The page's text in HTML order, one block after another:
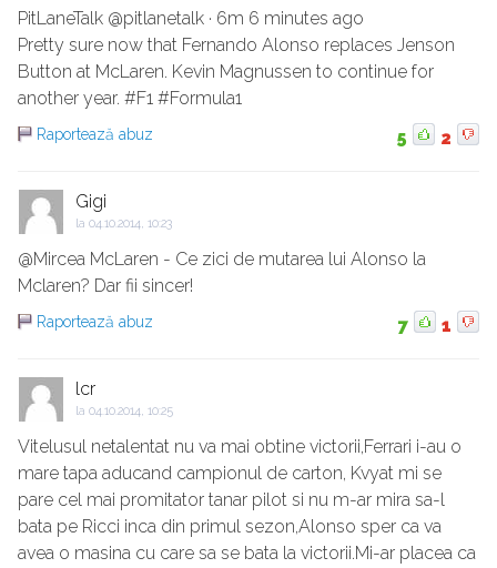
PitLaneTalk @pitlanetalk · 6m 6 minutes ago
Pretty sure now that Fernando Alonso replaces Jenson
Button at McLaren. Kevin Magnussen to continue for
another year. #F1 #Formula1
Raportează abuz 5 2
Gigi
la 04.10.2014, 10:23
@Mircea McLaren - Ce zici de mutarea lui Alonso la
Mclaren? Dar fii sincer!
Raportează abuz 7 1
lcr
la 04.10.2014, 10:25
Vitelusul netalentat nu va mai obtine victorii,Ferrari i-au o
mare tapa aducand campionul de carton, Kvyat mi se
pare cel mai promitator tanar pilot si nu m-ar mira sa-l
bata pe Ricci inca din primul sezon,Alonso sper ca va
avea o masina cu care sa se bata la victorii.Mi-ar placea ca